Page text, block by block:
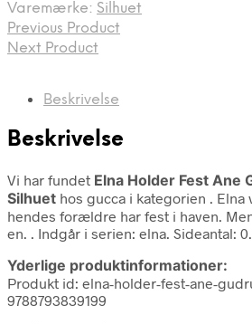
Varemærke: Silhuet
Previous Product
Next Product
Beskrivelse
Beskrivelse
Vi har fundet Elna Holder Fest Ane
Silhuet hos gucca i kategorien . Elna
hendes forældre har fest i haven.
en. . Indgår i serien: elna. Sideantal:
Yderlige produktinformationer:
Produkt id: elna-holder-fest-ane-
9788793839199